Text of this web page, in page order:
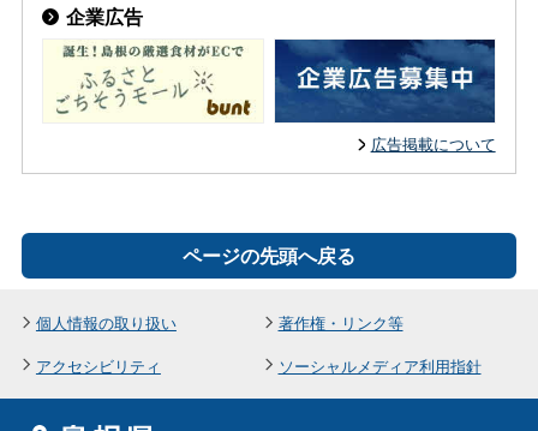
企業広告
広告掲載について
ページの先頭へ戻る
個人情報の取り扱い
著作権・リンク等
アクセシビリティ
ソーシャルメディア利用指針